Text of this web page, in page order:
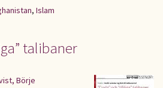
, Islam
talibaner
Börje